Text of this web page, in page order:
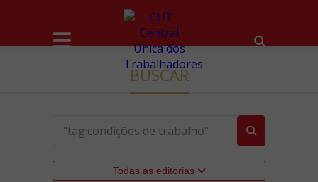
BUSCAR
Todas as editorias